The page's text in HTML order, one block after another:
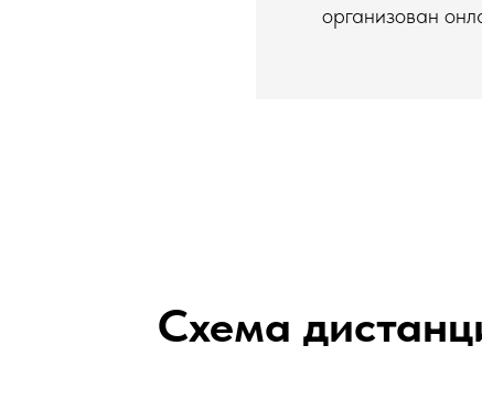
организован
Схема